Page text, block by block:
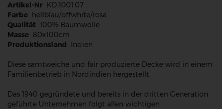
Artikel-Nr KD.1001.07
Farbe hellblau/offwhite/rosa
Qualität 100% Baumwolle
Masse 80x100cm
Produktionsland Indien
Diese samtweiche und fair produzierte Decke wird in einem
Familienbetrieb in Nordindien hergestellt.
Das 1940 gegründete und bereits in der dritten Generation
geführte Unternehmen folgt allen wichtigen